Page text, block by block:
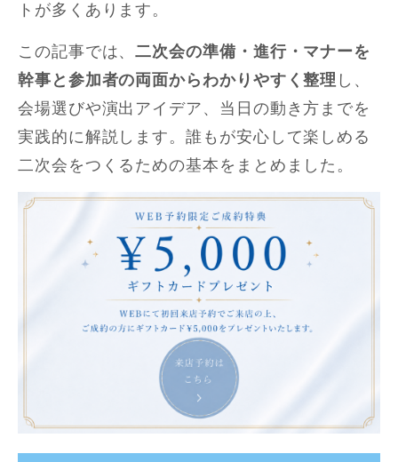
トが多くあります。
この記事では、二次会の準備・進行・マナーを
幹事と参加者の両面からわかりやすく整理 し、
会場選びや演出アイデア、当日の動き方までを
実践的に解説します。誰もが安心して楽しめる
二次会をつくるための基本をまとめました。